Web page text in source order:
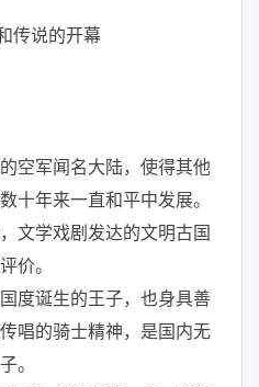
的开幕
空军闻名大陆，使得其他
十年来一直和平中发展。
文学戏剧发达的文明古国
价。
度诞生的王子，也身具善
唱的骑士精神，是国内无
。